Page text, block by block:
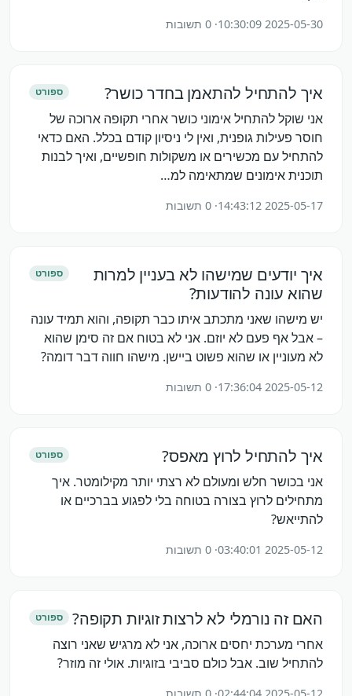
2025-05-30 10:30:09 · 0 תשובות
איך להתחיל להתאמן בחדר כושר? ספורט
אני שוקל להתחיל אימוני כושר אחרי תקופה ארוכה של
חוסר פעילות גופנית, ואין לי ניסיון קודם בכלל. האם כדאי
להתחיל עם מכשירים או משקולות חופשיים, ואיך לבנות
תוכנית אימונים שמתאימה למ…
2025-05-17 14:43:12 · 0 תשובות
איך יודעים שמישהו לא בעניין למרות
שהוא עונה להודעות?
ספורט
יש מישהו שאני מתכתב איתו כבר תקופה, והוא תמיד עונה
– אבל אף פעם לא יוזם. אני לא בטוח אם זה סימן שהוא
לא מעוניין או שהוא פשוט ביישן. מישהו חווה דבר דומה?
2025-05-12 17:36:04 · 0 תשובות
איך להתחיל לרוץ מאפס? ספורט
אני בכושר חלש ומעולם לא רצתי יותר מקילומטר. איך
מתחילים לרוץ בצורה בטוחה בלי לפגוע בברכיים או
להתייאש?
2025-05-12 03:40:01 · 0 תשובות
האם זה נורמלי לא לרצות זוגיות תקופה? ספורט
אחרי מערכת יחסים ארוכה, אני לא מרגיש שאני רוצה
להתחיל שוב. אבל כולם סביבי בזוגיות. אולי זה מוזר?